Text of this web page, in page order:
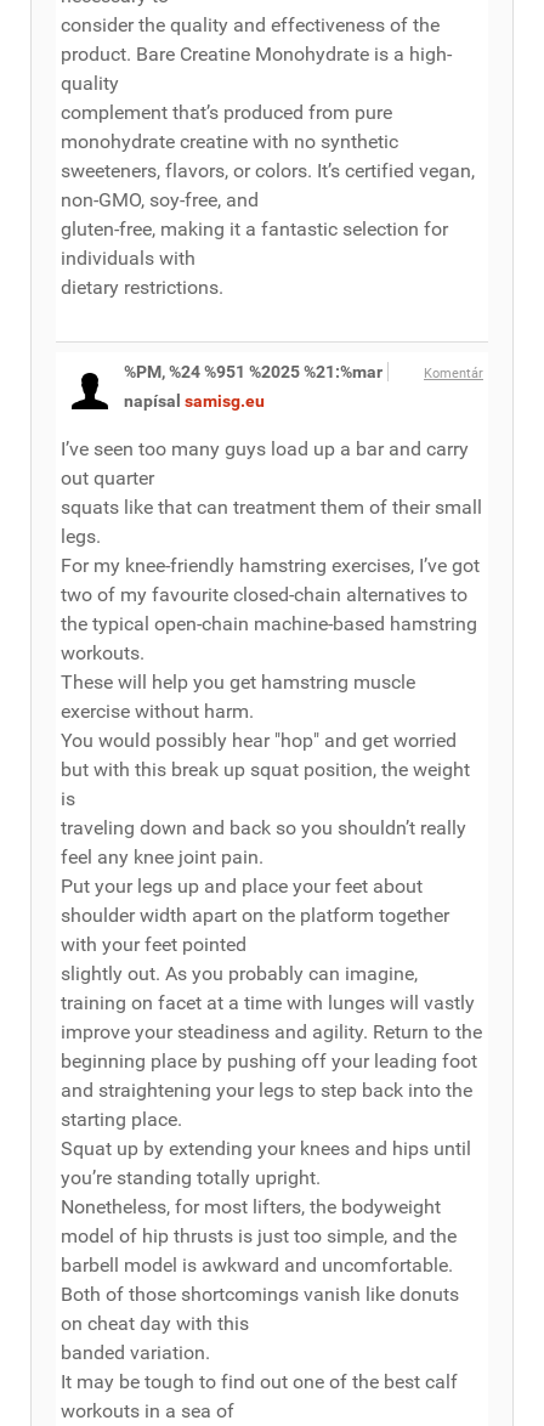
consider the quality and effectiveness of the
product. Bare Creatine Monohydrate is a high-
quality
complement that’s produced from pure
monohydrate creatine with no synthetic
sweeteners, flavors, or colors. It’s certified vegan,
non-GMO, soy-free, and
gluten-free, making it a fantastic selection for
individuals with
dietary restrictions.
Komentár
%PM, %24 %951 %2025 %21:%mar
napísal samisg.eu
I’ve seen too many guys load up a bar and carry
out quarter
squats like that can treatment them of their small
legs.
For my knee-friendly hamstring exercises, I’ve got
two of my favourite closed-chain alternatives to
the typical open-chain machine-based hamstring
workouts.
These will help you get hamstring muscle
exercise without harm.
You would possibly hear "hop" and get worried
but with this break up squat position, the weight
is
traveling down and back so you shouldn’t really
feel any knee joint pain.
Put your legs up and place your feet about
shoulder width apart on the platform together
with your feet pointed
slightly out. As you probably can imagine,
training on facet at a time with lunges will vastly
improve your steadiness and agility. Return to the
beginning place by pushing off your leading foot
and straightening your legs to step back into the
starting place.
Squat up by extending your knees and hips until
you’re standing totally upright.
Nonetheless, for most lifters, the bodyweight
model of hip thrusts is just too simple, and the
barbell model is awkward and uncomfortable.
Both of those shortcomings vanish like donuts
on cheat day with this
banded variation.
It may be tough to find out one of the best calf
workouts in a sea of